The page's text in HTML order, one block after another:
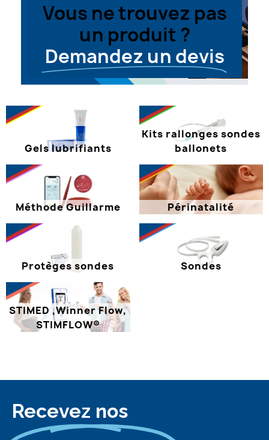
Vous ne trouvez pas
un produit ?
Demandez un devis
Gels lubrifiants
Kits rallonges sondes
ballonets
Méthode Guillarme Périnatalité
Protèges sondes Sondes
STIMED ,Winner Flow,
STIMFLOW®
Recevez nos